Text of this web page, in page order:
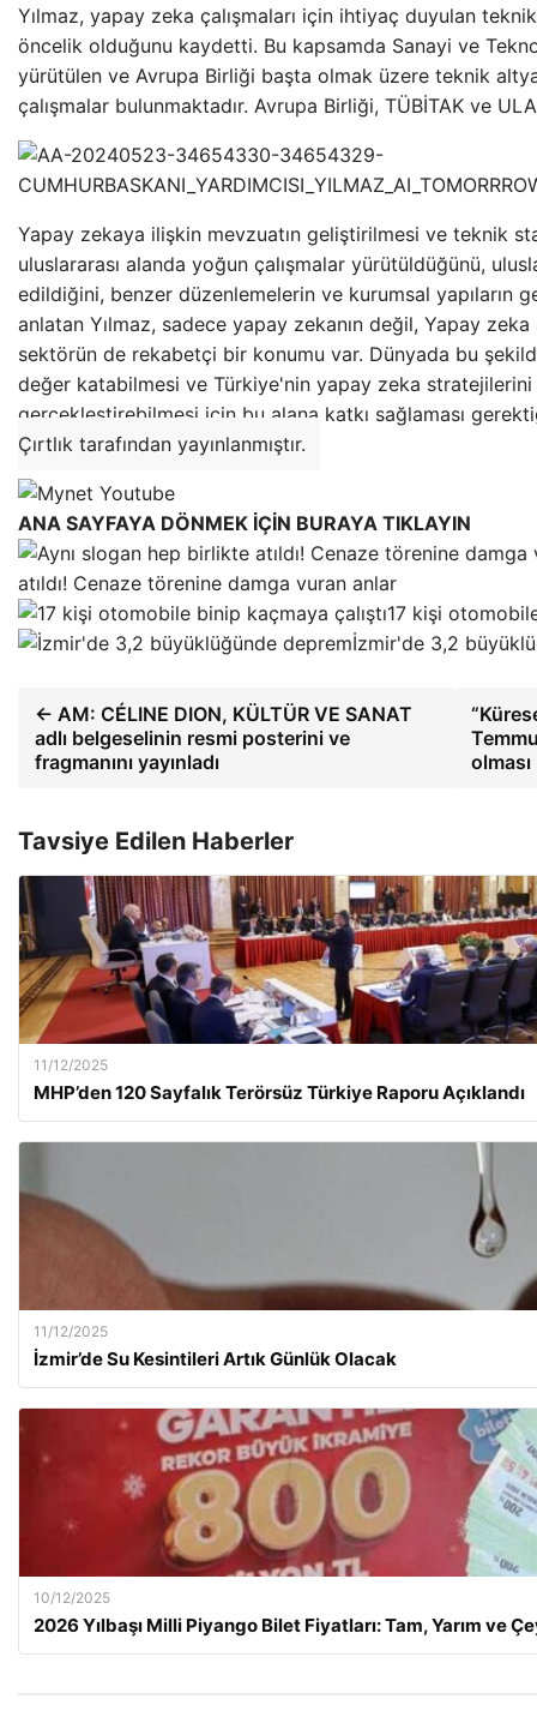
Yılmaz, yapay zeka çalışmaları için ihtiyaç duyulan
öncelik olduğunu kaydetti. Bu kapsamda Sanayi ve
yürütülen ve Avrupa Birliği başta olmak üzere teknik
çalışmalar bulunmaktadır. Avrupa Birliği, TÜBİTAK ve
Yapay zekaya ilişkin mevzuatın geliştirilmesi ve teknik
uluslararası alanda yoğun çalışmalar yürütüldüğünü,
edildiğini, benzer düzenlemelerin ve kurumsal yapıların
anlatan Yılmaz, sadece yapay zekanın değil, Yapay zeka
sektörün de rekabetçi bir konumu var. Dünyada bu
değer katabilmesi ve Türkiye'nin yapay zeka
gerçekleştirebilmesi için bu alana katkı sağlaması
Çırtlık tarafından yayınlanmıştır.
ANA SAYFAYA DÖNMEK İÇİN BURAYA TIKLAYIN
atıldı! Cenaze törenine damga vuran anlar
17 kişi
İzmir'de 3,2
← AM: CÉLINE DION, KÜLTÜR VE SANAT
adlı belgeselinin resmi posterini ve
fragmanını yayınladı
Tavsiye Edilen Haberler
11/12/2025
MHP’den 120 Sayfalık Terörsüz Türkiye Raporu Açıklandı
11/12/2025
İzmir’de Su Kesintileri Artık Günlük Olacak
10/12/2025
2026 Yılbaşı Milli Piyango Bilet Fiyatları: Tam, Yarım ve